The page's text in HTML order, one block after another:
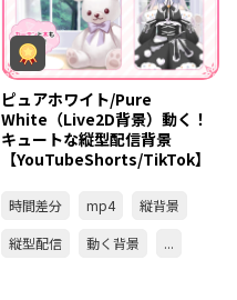
ピュアホワイト/Pure
White（Live2D背景）動く！
キュートな縦型配信背景
【YouTubeShorts/TikTok】
時間差分 mp4
縦背景
縦型配信
動く背景 ...